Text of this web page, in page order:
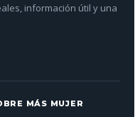
información útil y una
MÁS MUJER